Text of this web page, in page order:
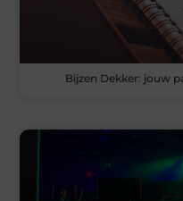
Bijzen Dekker: jouw